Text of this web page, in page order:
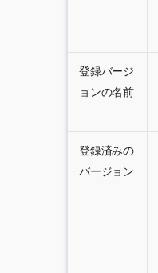
登録バージ
ョンの名前
登録済みの
バージョン